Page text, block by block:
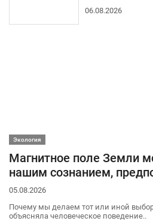
06.08.2026
Экология
Магнитное поле Земли
нашим сознанием,
05.08.2026
Почему мы делаем тот или иной
объясняла человеческое поведение..